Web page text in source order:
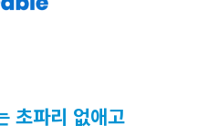
초파리 없애고